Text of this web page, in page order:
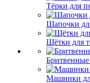
Тёрки для
Шапочки
Щётки для
Машинки